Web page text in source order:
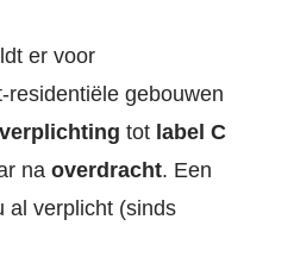
er voor
gebouwen
tot label C
na overdracht. Een
al verplicht (sinds